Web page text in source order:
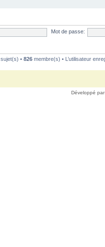
Mot de passe:
sujet(s) • 826 membre(s) • L’utilisateur
Développé